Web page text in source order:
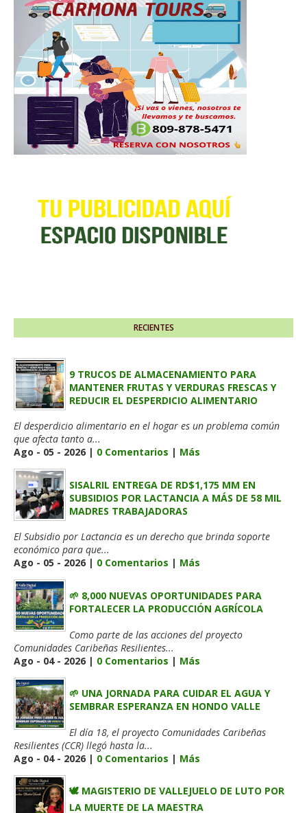
RECIENTES
9 TRUCOS DE ALMACENAMIENTO PARA
MANTENER FRUTAS Y VERDURAS FRESCAS Y
REDUCIR EL DESPERDICIO ALIMENTARIO
El desperdicio alimentario en el hogar es un problema común
que afecta tanto a...
Ago - 05 - 2026 | 0 Comentarios | Más
SISALRIL ENTREGA DE RD$1,175 MM EN
SUBSIDIOS POR LACTANCIA A MÁS DE 58 MIL
MADRES TRABAJADORAS
El Subsidio por Lactancia es un derecho que brinda soporte
económico para que...
Ago - 05 - 2026 | 0 Comentarios | Más
🌱 8,000 NUEVAS OPORTUNIDADES PARA
FORTALECER LA PRODUCCIÓN AGRÍCOLA
Como parte de las acciones del proyecto
Comunidades Caribeñas Resilientes...
Ago - 04 - 2026 | 0 Comentarios | Más
🌱 UNA JORNADA PARA CUIDAR EL AGUA Y
SEMBRAR ESPERANZA EN HONDO VALLE
El día 18, el proyecto Comunidades Caribeñas
Resilientes (CCR) llegó hasta la...
Ago - 04 - 2026 | 0 Comentarios | Más
🕊️ MAGISTERIO DE VALLEJUELO DE LUTO POR
LA MUERTE DE LA MAESTRA